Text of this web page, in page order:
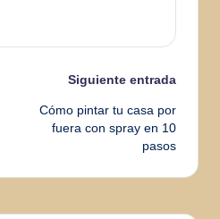
Siguiente entrada
Cómo pintar tu casa por
fuera con spray en 10
pasos